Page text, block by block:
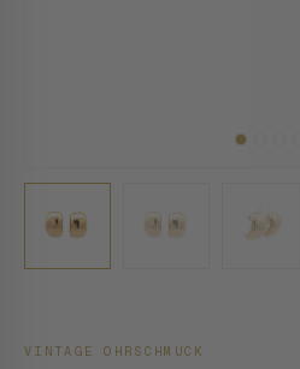
VINTAGE OHRSCHMUCK